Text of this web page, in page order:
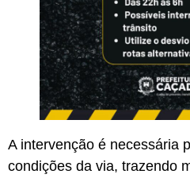
A intervenção é necessária
condições da via, trazendo